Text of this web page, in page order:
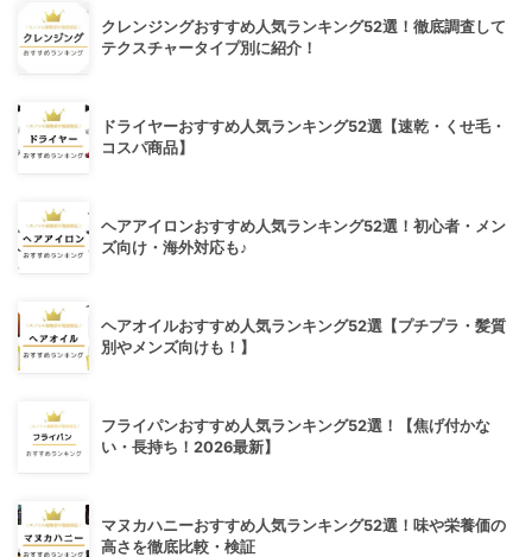
クレンジングおすすめ人気ランキング52選！徹底調査して
テクスチャータイプ別に紹介！
ドライヤーおすすめ人気ランキング52選【速乾・くせ毛・
コスパ商品】
ヘアアイロンおすすめ人気ランキング52選！初心者・メン
ズ向け・海外対応も♪
ヘアオイルおすすめ人気ランキング52選【プチプラ・髪質
別やメンズ向けも！】
フライパンおすすめ人気ランキング52選！【焦げ付かな
い・長持ち！2026最新】
マヌカハニーおすすめ人気ランキング52選！味や栄養価の
高さを徹底比較・検証